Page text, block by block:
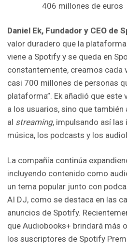
406 millones de euros
Daniel Ek, Fundador y CEO de
valor duradero que la
viene a Spotify y se queda en
constantemente, creamos cada
casi 700 millones de personas
plataforma”. Ek añadió que este
a los usuarios, sino que también
al streaming, impulsando así las
música, los podcasts y los
La compañía continúa
incluyendo contenido como
un tema popular junto con
AI DJ, como se destaca en las
anuncios de Spotify.
que Audiobooks+ brindará más
los suscriptores de Spotify